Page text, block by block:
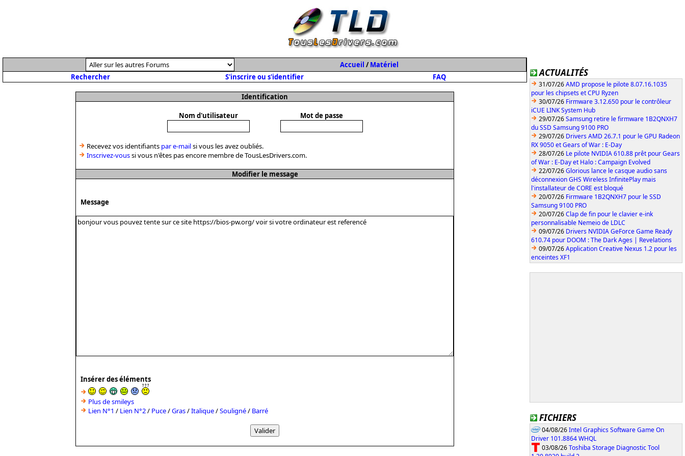
ACTUALITÉS
31/07/26AMD propose le pilote 8.07.16.1035
pour les chipsets et CPU Ryzen
30/07/26 Firmware 3.12.650 pour le contrôleur
iCUE LINK System Hub
29/07/26Samsung retire le firmware 1B2QNXH7
du SSD Samsung 9100 PRO
29/07/26 Drivers AMD 26.7.1 pour le GPU Radeon
RX 9050 et Gears of War : E-Day
28/07/26 Le pilote NVIDIA 610.88 prêt pour Gears
of War : E-Day et Halo : Campaign Evolved
22/07/26Glorious lance le casque audio sans
déconnexion GHS Wireless InfinitePlay mais
l'installateur de CORE est bloqué
20/07/26 Firmware 1B2QNXH7 pour le SSD
Samsung 9100 PRO
20/07/26Clap de fin pour le clavier e-ink
personnalisable Nemeio de LDLC
09/07/26 Drivers NVIDIA GeForce Game Ready
610.74 pour DOOM : The Dark Ages | Revelations
09/07/26Application Creative Nexus 1.2 pour les
enceintes XF1
FICHIERS
04/08/26Intel Graphics Software Game On
Driver 101.8864 WHQL
03/08/26Toshiba Storage Diagnostic Tool
Accueil /Matériel
Rechercher
S'inscrire ou s'identifier FAQ
Identification
Nom d'utilisateur Mot de passe
Recevez vos identifiants par e-mailsi vous les avez oubliés.
Inscrivez-voussi vous n'êtes pas encore membre de TousLesDrivers.com.
Modifier le message
Message
Insérer des éléments
Plus de smileys
Lien N°1 / Lien N°2/ Puce/Gras/Italique/Souligné/ Barré